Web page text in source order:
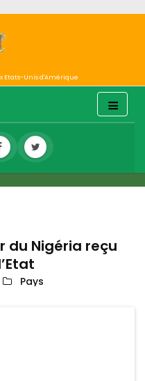
Etats-Unis d'Amérique
du Nigéria reçu
Pays